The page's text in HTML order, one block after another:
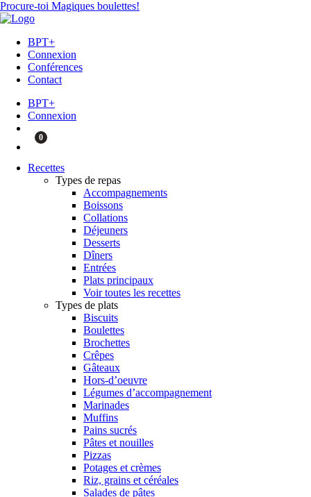
Procure-toi Magiques boulettes!
BPT+
Connexion
Conférences
Contact
BPT+
Connexion
0
Recettes
Types de repas
Accompagnements
Boissons
Collations
Déjeuners
Desserts
Dîners
Entrées
Plats principaux
Voir toutes les recettes
Types de plats
Biscuits
Boulettes
Brochettes
Crêpes
Gâteaux
Hors-d’oeuvre
Légumes d’accompagnement
Marinades
Muffins
Pains sucrés
Pâtes et nouilles
Pizzas
Potages et crèmes
Riz, grains et céréales
Salades de pâtes